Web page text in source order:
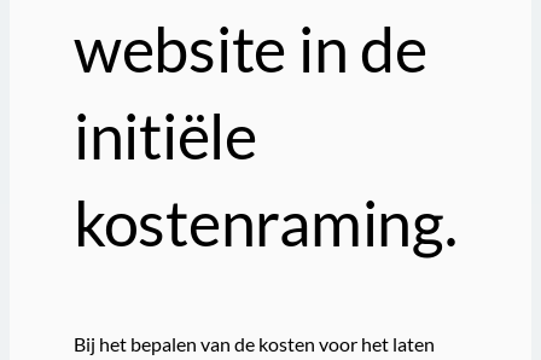
website in de
initiële
kostenraming.
Bij het bepalen van de kosten voor het laten